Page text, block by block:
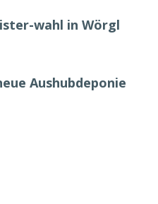
wahl in Wörgl
Aushubdeponie